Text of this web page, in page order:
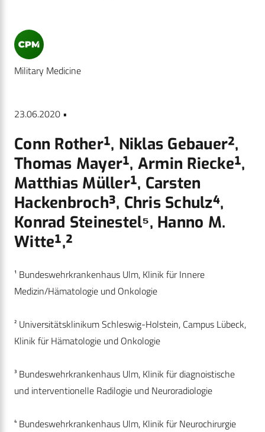
Military Medicine
23.06.2020 •
Conn Rother¹, Niklas Gebauer²,
Thomas Mayer¹, Armin Riecke¹,
Matthias Müller¹, Carsten
Hackenbroch³, Chris Schulz⁴,
Konrad Steinestel⁵, Hanno M.
Witte¹,²
¹ Bundeswehrkrankenhaus Ulm, Klinik für Innere
Medizin/Hämatologie und Onkologie
² Universitätsklinikum Schleswig-Holstein, Campus Lübeck,
Klinik für Hämatologie und Onkologie
³ Bundeswehrkrankenhaus Ulm, Klinik für diagnoistische
und interventionelle Radilogie und Neuroradiologie
⁴ Bundeswehrkrankenhaus Ulm, Klinik für Neurochirurgie